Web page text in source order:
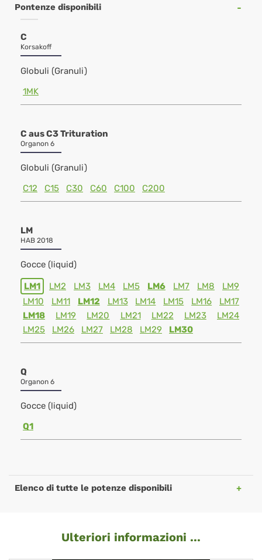
Pontenze disponibili
C
Korsakoff
Globuli (Granuli)
1MK
C aus C3 Trituration
Organon 6
Globuli (Granuli)
C12
C15 C30 C60 C100 C200
LM
HAB 2018
Gocce (liquid)
LM1 LM2 LM3 LM4 LM5 LM6 LM7 LM8
LM9
LM10
LM11 LM12 LM13 LM14 LM15 LM16
LM17
LM18
LM19 LM20 LM21 LM22 LM23
LM24
LM25
LM26 LM27 LM28 LM29 LM30
Q
Organon 6
Gocce (liquid)
Q1
Elenco di tutte le potenze disponibili
Ulteriori informazioni ...